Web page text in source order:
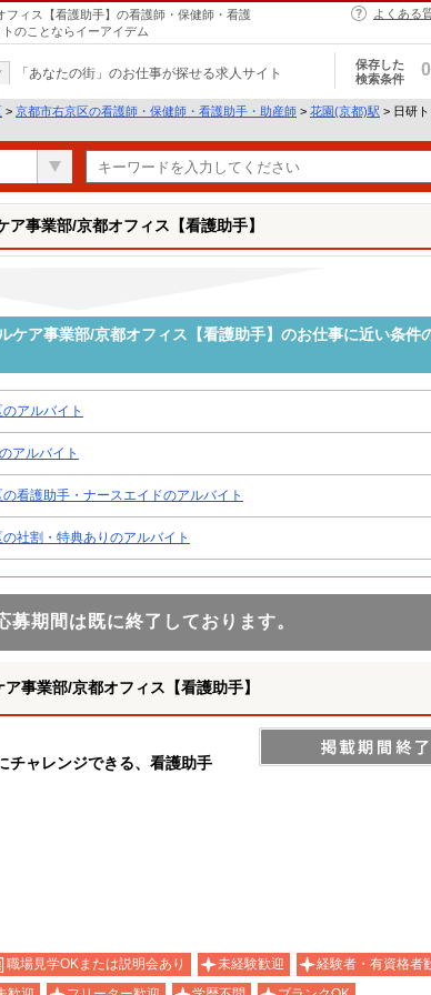
ィス【看護助手】の看護師・保健師・看護
のことならイーアイデム
よくある
「あなたの街」のお仕事が探せる求人サイト
保存した
検索条件
0
> 京都市右京区の看護師・保健師・看護助手・助産師 > 花園(京都)駅 > 日研
事業部/京都オフィス【看護助手】
ア事業部/京都オフィス【看護助手】のお仕事に近い条件
アルバイト
アルバイト
看護助手・ナースエイドのアルバイト
社割・特典ありのアルバイト
募期間は既に終了しております。
事業部/京都オフィス【看護助手】
ャレンジできる、看護助手
職場見学OKまたは説明会あり 未経験歓迎
経験者・有資格者